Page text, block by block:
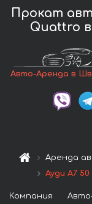
Прокат
Quattro
Авто-Аренда в
Аренда
Ауди A7
Компания